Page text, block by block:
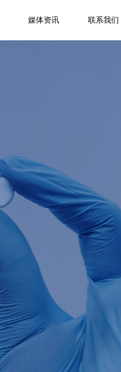
媒体资讯 联系我们
一